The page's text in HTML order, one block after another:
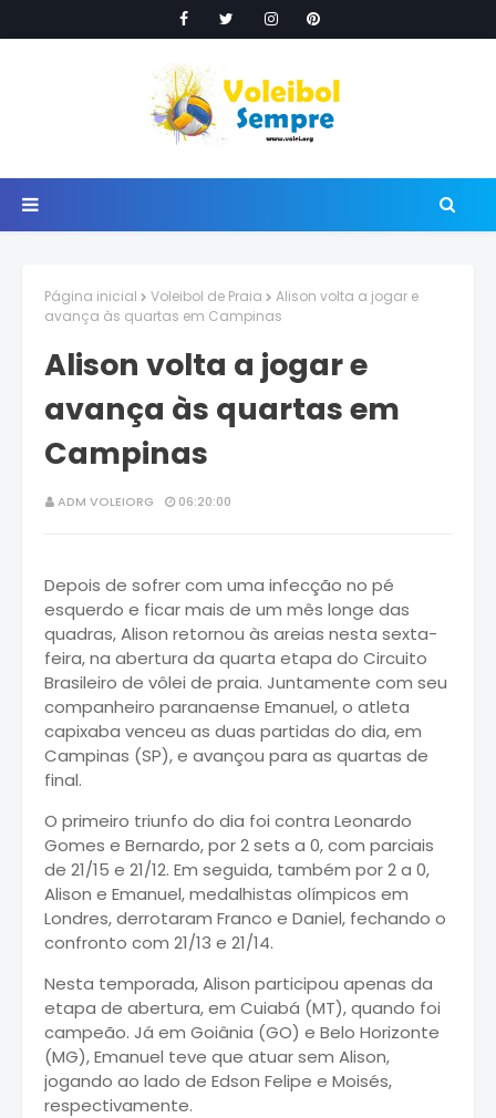
Página inicial Voleibol de Praia
Alison volta a jogar e
avança às quartas em Campinas
Alison volta a jogar e
avança às quartas em
Campinas
ADM VOLEIORG 06:20:00
Depois de sofrer com uma infecção no pé
esquerdo e ficar mais de um mês longe das
quadras, Alison retornou às areias nesta sexta-
feira, na abertura da quarta etapa do Circuito
Brasileiro de vôlei de praia. Juntamente com seu
companheiro paranaense Emanuel, o atleta
capixaba venceu as duas partidas do dia, em
Campinas (SP), e avançou para as quartas de
final.
O primeiro triunfo do dia foi contra Leonardo
Gomes e Bernardo, por 2 sets a 0, com parciais
de 21/15 e 21/12. Em seguida, também por 2 a 0,
Alison e Emanuel, medalhistas olímpicos em
Londres, derrotaram Franco e Daniel, fechando o
confronto com 21/13 e 21/14.
Nesta temporada, Alison participou apenas da
etapa de abertura, em Cuiabá (MT), quando foi
campeão. Já em Goiânia (GO) e Belo Horizonte
(MG), Emanuel teve que atuar sem Alison,
jogando ao lado de Edson Felipe e Moisés,
respectivamente.